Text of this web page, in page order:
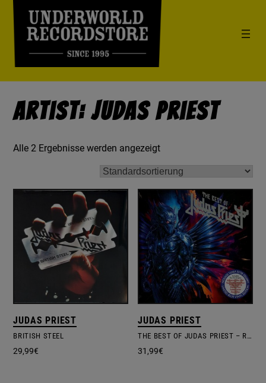
Artist: Judas Priest
Alle 2 Ergebnisse werden angezeigt
JUDAS PRIEST
BRITISH STEEL
29,99€
JUDAS PRIEST
THE BEST OF JUDAS PRIEST – RETAIL EXCLUSIVE BLUE VINYL
31,99€